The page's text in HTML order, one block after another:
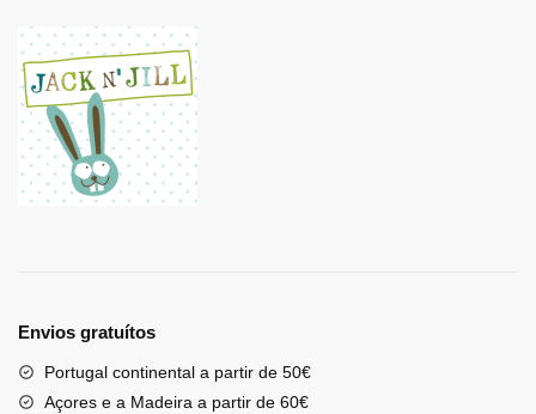
Envios gratuítos
Portugal continental a partir de 50€
Açores e a Madeira a partir de 60€